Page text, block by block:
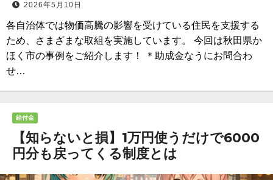
2026年5月10日
各自治体では物価高騰の影響を受けている住民を支援する
ため、さまざまな取組を実施しています。 今回は秋田県か
ほく市の事例をご紹介します！ ＊助成金なうにお問合わ
せ…
給付金
【知らないと損】1万円使うだけで6000
円分も戻ってくる制度とは